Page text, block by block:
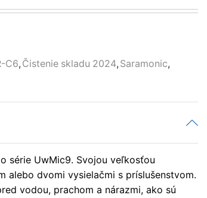
C6, Čistenie skladu 2024, Saramonic,
série UwMic9. Svojou veľkosťou
alebo dvomi vysielačmi s príslušenstvom.
vodou, prachom a nárazmi, ako sú